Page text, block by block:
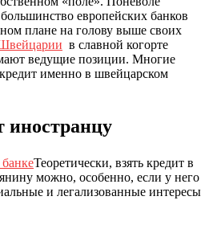
европейских банков
плане на голову выше своих
в славной когорте
ведущие позиции. Многие
именно в швейцарском
иностранцу
Теоретически, взять кредит в
можно, особенно, если у него
и легализованные интересы